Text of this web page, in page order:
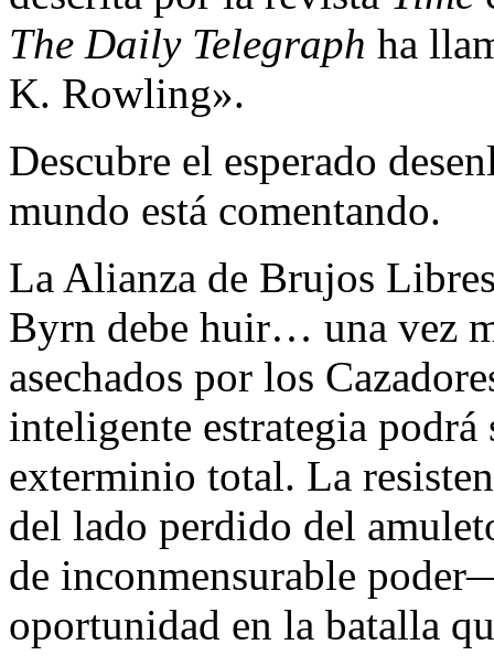
The Daily Telegraph ha
K. Rowling».
Descubre el esperado
mundo está comentando.
La Alianza de Brujos
Byrn debe huir… una vez
asechados por los
inteligente estrategia podrá
exterminio total. La
del lado perdido del
de inconmensurable
oportunidad en la batalla